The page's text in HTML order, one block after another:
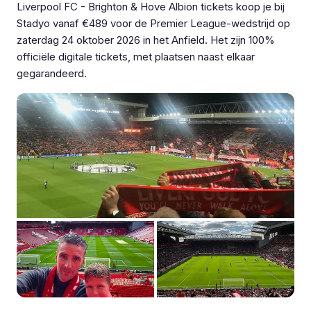
Liverpool FC - Brighton & Hove Albion tickets koop je bij
Stadyo vanaf €489 voor de Premier League-wedstrijd op
zaterdag 24 oktober 2026 in het Anfield. Het zijn 100%
officiële digitale tickets, met plaatsen naast elkaar
gegarandeerd.